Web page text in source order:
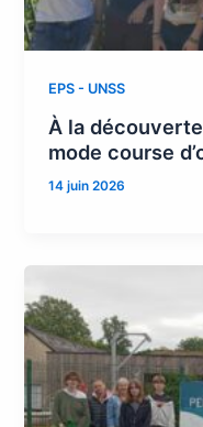
EPS - UNSS
À la
mode course
14 juin 2026